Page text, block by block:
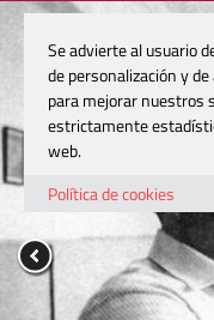
Se advierte al usuario
de personalización y
para mejorar nuestros
estrictamente
web.
Política de cookies